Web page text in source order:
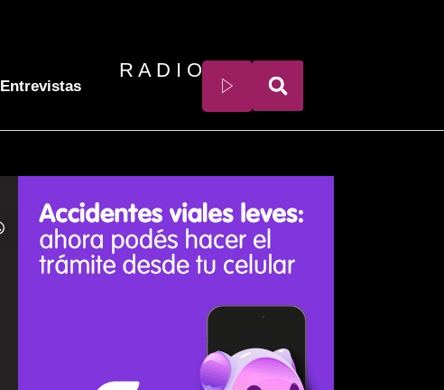
Entrevistas
R A D I O